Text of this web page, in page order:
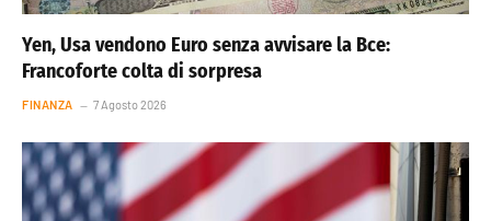
Yen, Usa vendono Euro senza avvisare la Bce:
Francoforte colta di sorpresa
FINANZA 7 Agosto 2026